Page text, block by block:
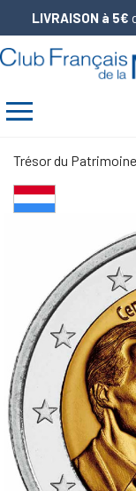
LIVRAISON à 5€
Trésor du Patrimoine